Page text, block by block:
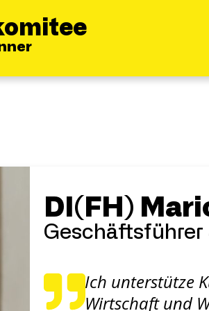
DI(FH)
Geschäftsführer
Ich unterstütze
Wirtschaft und